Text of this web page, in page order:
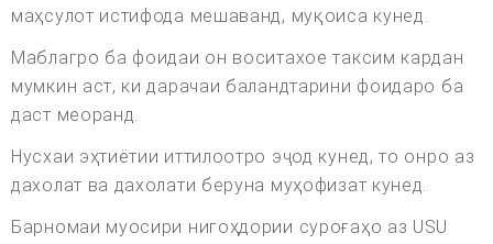
маҳсулот истифода мешаванд, муқоиса кунед.
Маблагро ба фоидаи он воситахое таксим кардан
мумкин аст, ки дарачаи баландтарини фоидаро ба
даст меоранд.
Нусхаи эҳтиётии иттилоотро эҷод кунед, то онро аз
дахолат ва дахолати беруна муҳофизат кунед.
Барномаи муосири нигоҳдории суроғаҳо аз USU